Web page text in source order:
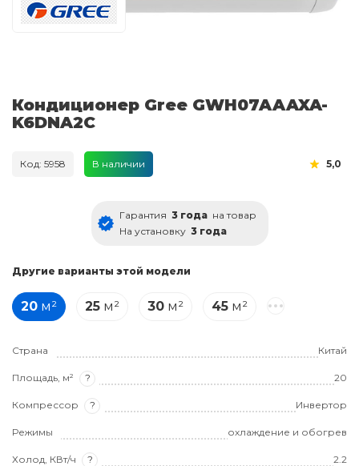
Кондиционер Gree GWH07AAAXA-
K6DNA2C
Код: 5958 В наличии 5,0
Гарантия 3 года на товар
На установку 3 года
Другие варианты этой модели
20 м² 25 м² 30 м² 45 м²
Страна Китай
Площадь, м² ? 20
Компрессор ? Инвертор
Режимы охлаждение и обогрев
Холод, КВт/ч ?
2.2